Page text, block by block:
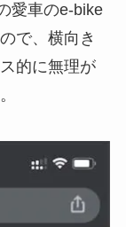
愛車のe-bike
で、横向き
的に無理が